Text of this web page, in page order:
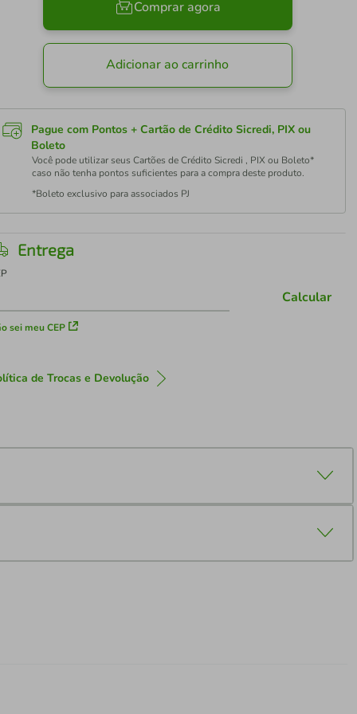
Comprar agora
Adicionar ao carrinho
Pague com Pontos + Cartão de Crédito Sicredi, PIX ou
Boleto
Você pode utilizar seus Cartões de Crédito Sicredi , PIX ou Boleto*
caso não tenha pontos suficientes para a compra deste produto.
*Boleto exclusivo para associados PJ
Entrega
sei meu CEP
Calcular
de Trocas e Devolução